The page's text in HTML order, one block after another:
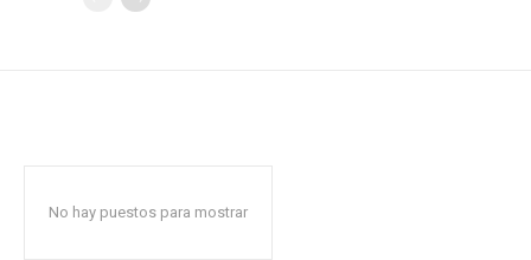
No hay puestos para mostrar